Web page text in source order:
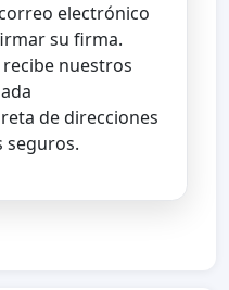
electrónico
su firma.
nuestros
de direcciones
seguros.